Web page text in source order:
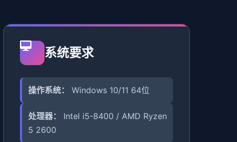
系统要求
操作系统： Windows 10/11 64位
处理器：
Intel i5-8400 / AMD Ryzen
5 2600